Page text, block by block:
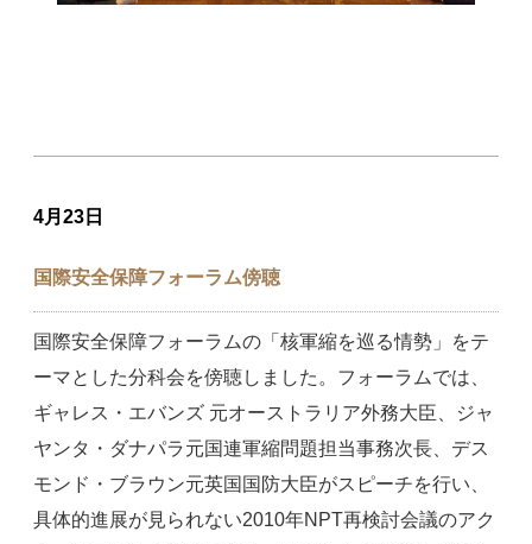
4月23日
国際安全保障フォーラム傍聴
国際安全保障フォーラムの「核軍縮を巡る情勢」をテ
ーマとした分科会を傍聴しました。フォーラムでは、
ギャレス・エバンズ 元オーストラリア外務大臣、ジャ
ヤンタ・ダナパラ元国連軍縮問題担当事務次長、デス
モンド・ブラウン元英国国防大臣がスピーチを行い、
具体的進展が見られない2010年NPT再検討会議のアク